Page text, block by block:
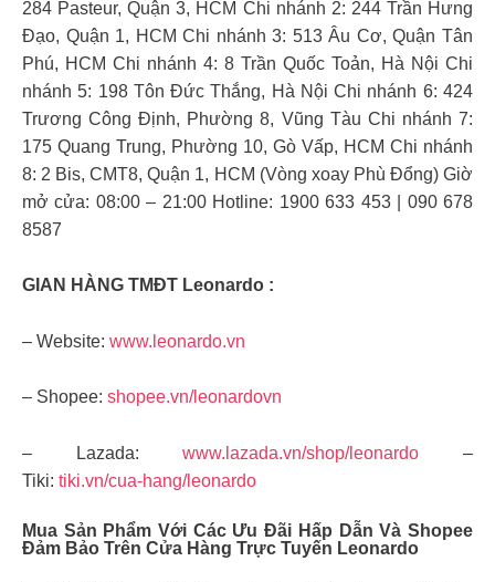
284 Pasteur, Quận 3, HCM Chi nhánh 2: 244 Trần Hưng
Đạo, Quận 1, HCM Chi nhánh 3: 513 Âu Cơ, Quận Tân
Phú, HCM Chi nhánh 4: 8 Trần Quốc Toản, Hà Nội Chi
nhánh 5: 198 Tôn Đức Thắng, Hà Nội Chi nhánh 6: 424
Trương Công Định, Phường 8, Vũng Tàu Chi nhánh 7:
175 Quang Trung, Phường 10, Gò Vấp, HCM Chi nhánh
8: 2 Bis, CMT8, Quận 1, HCM (Vòng xoay Phù Đổng) Giờ
mở cửa: 08:00 – 21:00 Hotline: 1900 633 453‬ | 090 678
8587
GIAN HÀNG TMĐT Leonardo :
– Website: www.leonardo.vn
– Shopee: shopee.vn/leonardovn
– Lazada:www.lazada.vn/shop/leonardo –
Tiki: tiki.vn/cua-hang/leonardo
Mua Sản Phẩm Với Các Ưu Đãi Hấp Dẫn Và Shopee
Đảm Bảo Trên Cửa Hàng Trực Tuyến Leonardo